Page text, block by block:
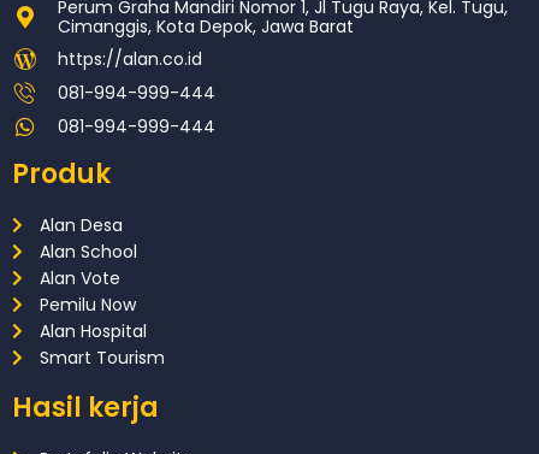
Perum Graha Mandiri Nomor 1, Jl Tugu Raya, Kel. Tugu,
Cimanggis, Kota Depok, Jawa Barat
https://alan.co.id
081-994-999-444
081-994-999-444
Produk
Alan Desa
Alan School
Alan Vote
Pemilu Now
Alan Hospital
Smart Tourism
Hasil kerja